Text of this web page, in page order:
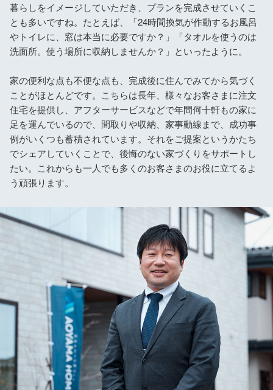
暮らしをイメージしていただき、プランを完成させていくこ
とも多いですね。たとえば、「24時間換気が作動するお風呂
やトイレに、窓は本当に必要ですか？」「タオルを使うのは
洗面所。使う場所に収納しませんか？」といったように。
家の便利な点も不便な点も、完成後に住んでみてから気づく
ことがほとんどです。こちらは長年、様々なお客さまに注文
住宅を提供し、アフターサービスなどで年間何十軒もの家に
足を運んでいるので、間取りや収納、家事動線まで、成功事
例がいくつも蓄積されています。それをご提案というかたち
でシェアしていくことで、後悔のない家づくりをサポートし
たい。これからも一人でも多くのお客さまのお役に立てるよ
う頑張ります。